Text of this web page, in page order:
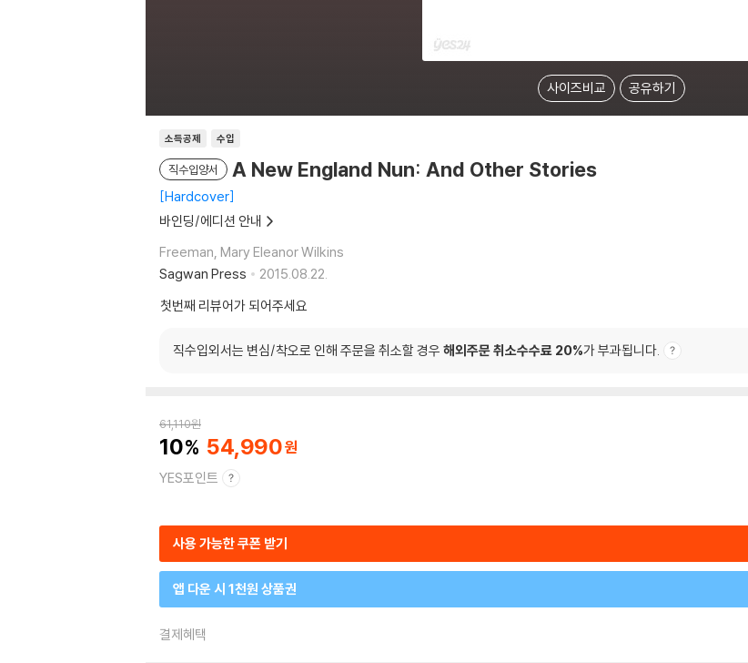
사이즈비교 공유하기
소득공제 수입
직수입양서 A New England Nun: And Other Stories
Hardcover
바인딩/에디션 안내
Freeman, Mary Eleanor Wilkins
Sagwan Press
2015.08.22.
첫번째 리뷰어가 되어주세요
직수입외서는 변심/착오로 인해 주문을 취소할 경우 해외주문 취소수수료 20%가 부과됩니다.
61,110원
10 54,990
YES포인트
사용 가능한 쿠폰 받기
앱 다운 시 1천원 상품권
결제혜택